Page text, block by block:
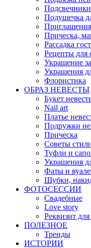
Подсвечники
Подушечка
Приглашения
Прическа,
Рассадка
Рецепты для
Украшение
Украшения
Флористика
ОБРАЗ НЕВЕСТЫ
Букет
Nail art
Платье
Подружки
Прическа
Советы
Туфли и
Украшения
Фаты и
Шубки,
ФОТОСЕССИИ
Свадебные
Love story
Реквизит
ПОЛЕЗНОЕ
Тренды
ИСТОРИИ